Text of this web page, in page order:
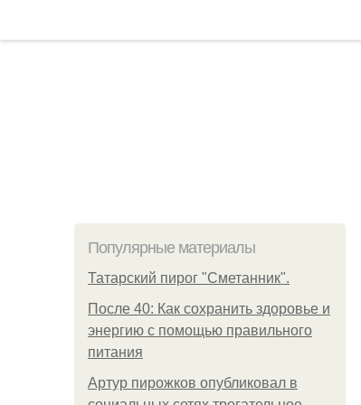
Популярные материалы
Татарский пирог "Сметанник".
После 40: Как сохранить здоровье и
энергию с помощью правильного
питания
Артур пирожков опубликовал в